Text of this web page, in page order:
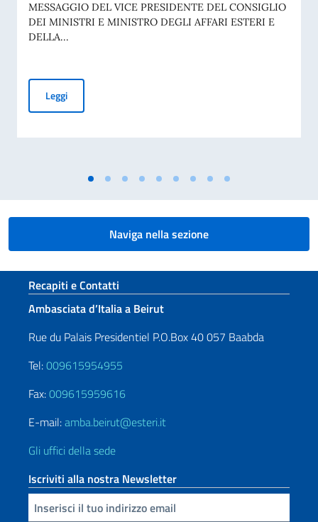
MESSAGGIO DEL VICE PRESIDENTE DEL CONSIGLIO
DEI MINISTRI E MINISTRO DEGLI AFFARI ESTERI E
DELLA...
LeggiGiornata nazionale del sacrificio del lavoro italiano nel
Naviga nella sezione
Sezione footer
Recapiti e Contatti
Ambasciata d’Italia a Beirut
Rue du Palais Presidentiel P.O.Box 40 057 Baabda
Tel:009615954955
Fax:009615959616
E-mail:amba.beirut@esteri.it
Gli uffici della sede
Iscriviti alla nostra Newsletter
Inserisci la tua email